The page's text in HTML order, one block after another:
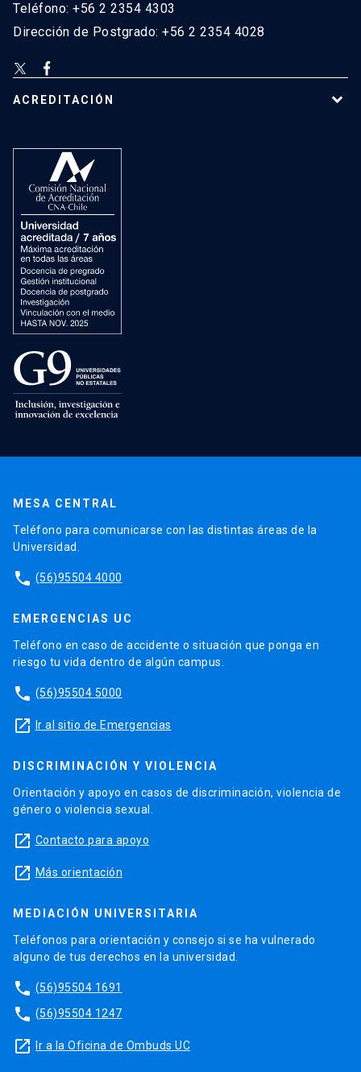
Teléfono: +56 2 2354 4303
Dirección de Postgrado: +56 2 2354 4028
ACREDITACIÓN
MESA CENTRAL
Teléfono para comunicarse con las distintas áreas de la
Universidad.
phone (56)95504 4000
EMERGENCIAS UC
Teléfono en caso de accidente o situación que ponga en
riesgo tu vida dentro de algún campus.
phone (56)95504 5000
launch Ir al sitio de Emergencias
DISCRIMINACIÓN Y VIOLENCIA
Orientación y apoyo en casos de discriminación, violencia de
género o violencia sexual.
launch Contacto para apoyo
launch Más orientación
MEDIACIÓN UNIVERSITARIA
Teléfonos para orientación y consejo si se ha vulnerado
alguno de tus derechos en la universidad.
phone (56)95504 1691
phone (56)95504 1247
launch Ir a la Oficina de Ombuds UC